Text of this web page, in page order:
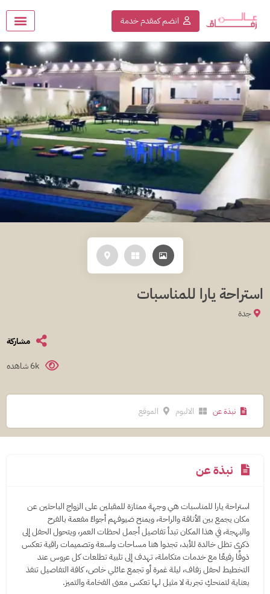
انضم كمقدم خدمة
استراحة يارا للمناسبات
جدة
مشاركة
6k شاهده
نبذة عن الالبوم الموقع
نبذة عن
استراحة يارا للمناسبات هي وجهة ممتازة للمقبلين على الزواج الباحثين عن
مكان يجمع بين الأناقة والراحة، ويمنح ضيوفهم أجواءً مفعمة بالفرح
والبهجة، في هذا المكان تبدأ تفاصيل أجمل لحظات العمر، ويتحول الحفل إلى
ذكرى تظل خالدة للأبد، تجدوا هنا مساحات واسعة وتصميمات راقية تعكس
ذوقًا رفيعًا مع خدمات متكاملة، تهدف إلى تلبية تطلعات كل عروس عند
التخطيط لحفل زفاف، ليلة غمرة أو تجمع عائلي خاص، كافة التفاصيل تنفذ
بعناية لتمنحكِ تجربة لا مثيل لها تعكس معنى الفخامة والتميز.